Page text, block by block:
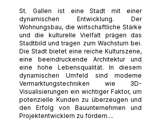
St. Gallen ist eine Stadt mit einer
dynamischen Entwicklung. Der
Wohnungsbau, die wirtschaftliche Stärke
und die kulturelle Vielfalt prägen das
Stadtbild und tragen zum Wachstum bei.
Die Stadt bietet eine reiche Kulturszene,
eine beeindruckende Architektur und
eine hohe Lebensqualität. In diesem
dynamischen Umfeld sind moderne
Vermarktungstechniken wie 3D-
Visualisierungen ein wichtiger Faktor, um
potenzielle Kunden zu überzeugen und
den Erfolg von Bauunternehmen und
Projektentwicklern zu fördern....